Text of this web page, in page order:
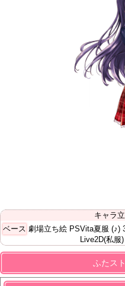
キャラ
ベース 劇場立ち絵 PSVita夏服 (♪)
Live2D(私服)
ふたス